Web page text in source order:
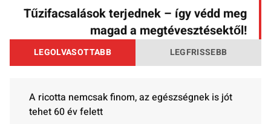
Tűzifacsalások terjednek – így védd meg
magad a megtévesztésektől!
LEGOLVASOTTABB LEGFRISSEBB
A ricotta nemcsak finom, az egészségnek is jót
tehet 60 év felett